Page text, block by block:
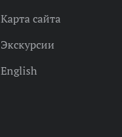
Карта сайта
Экскурсии
English